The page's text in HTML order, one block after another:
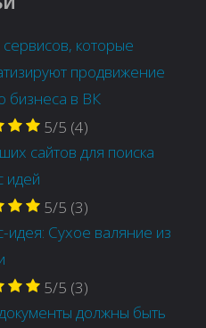
которые
продвижение
бизнеса в ВК
5/5 (4)
сайтов для поиска
идей
5/5 (3)
идея: Сухое валяние из
5/5 (3)
должны быть